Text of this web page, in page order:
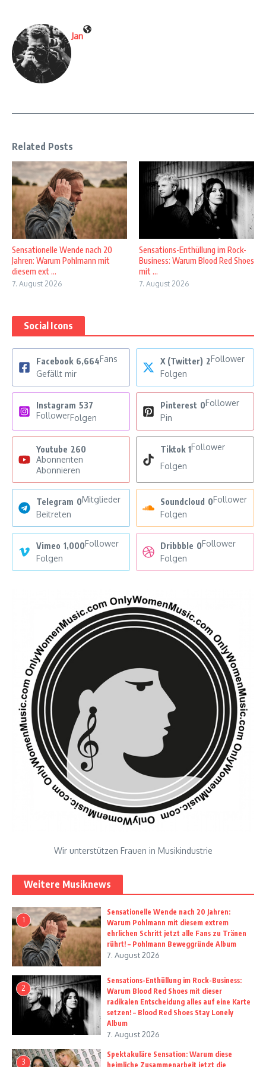
Jan
Related Posts
Sensationelle Wende nach 20
Jahren: Warum Pohlmann mit
diesem ext ...
7. August 2026
Sensations-Enthüllung im Rock-
Business: Warum Blood Red Shoes
mit ...
7. August 2026
Social Icons
Facebook 6,664Fans
Gefällt mir
X (Twitter) 2Follower
Folgen
Instagram 537
FollowerFolgen
Pinterest 0Follower
Pin
Youtube 260
Abonnenten
Abonnieren
Tiktok 1Follower
Folgen
Telegram 0Mitglieder
Beitreten
Soundcloud 0Follower
Folgen
Vimeo 1,000Follower
Folgen
Dribbble 0Follower
Folgen
Wir unterstützen Frauen in Musikindustrie
Weitere Musiknews
1
Sensationelle Wende nach 20 Jahren:
Warum Pohlmann mit diesem extrem
ehrlichen Schritt jetzt alle Fans zu Tränen
rührt! – Pohlmann Beweggründe Album
7. August 2026
2
Sensations-Enthüllung im Rock-Business:
Warum Blood Red Shoes mit dieser
radikalen Entscheidung alles auf eine Karte
setzen! – Blood Red Shoes Stay Lonely
Album
7. August 2026
3
Spektakuläre Sensation: Warum diese
heimliche Zusammenarbeit jetzt die